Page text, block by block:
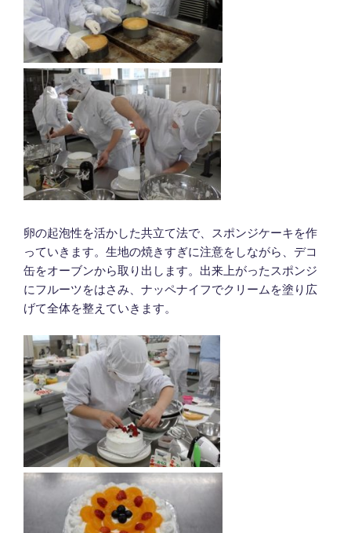
卵の起泡性を活かした共立て法で、スポンジケーキを作
っていきます。生地の焼きすぎに注意をしながら、デコ
缶をオーブンから取り出します。出来上がったスポンジ
にフルーツをはさみ、ナッペナイフでクリームを塗り広
げて全体を整えていきます。